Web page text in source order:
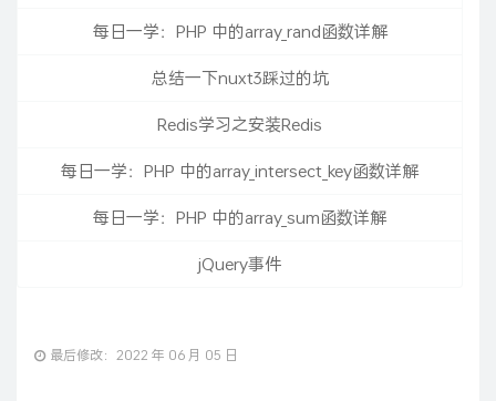
每日一学：PHP 中的array_rand函数详解
总结一下nuxt3踩过的坑
Redis学习之安装Redis
每日一学：PHP 中的array_intersect_key函数详解
每日一学：PHP 中的array_sum函数详解
jQuery事件
最后修改：2022 年 06 月 05 日